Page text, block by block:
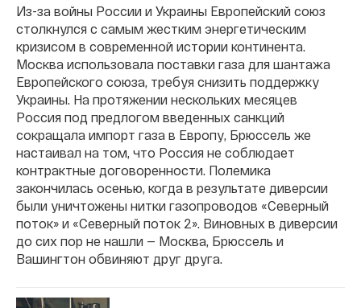
Из-за войны России и Украины Европейский союз
столкнулся с самым жестким энергетическим
кризисом в современной истории континента.
Москва использовала поставки газа для шантажа
Европейского союза, требуя снизить поддержку
Украины. На протяжении нескольких месяцев
Россия под предлогом введенных санкций
сокращала импорт газа в Европу, Брюссель же
настаивал на том, что Россия не соблюдает
контрактные договоренности. Полемика
закончилась осенью, когда в результате диверсии
были уничтожены нитки газопроводов «Северный
поток» и «Северный поток 2». Виновных в диверсии
до сих пор не нашли — Москва, Брюссель и
Вашингтон обвиняют друг друга.